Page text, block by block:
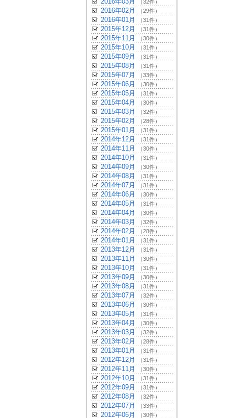
（32件）
2016年02月 （29件）
2016年01月 （31件）
2015年12月 （31件）
2015年11月 （30件）
2015年10月 （31件）
2015年09月 （31件）
2015年08月 （31件）
2015年07月 （33件）
2015年06月 （30件）
2015年05月 （31件）
2015年04月 （30件）
2015年03月 （32件）
2015年02月 （28件）
2015年01月 （31件）
2014年12月 （31件）
2014年11月 （30件）
2014年10月 （31件）
2014年09月 （30件）
2014年08月 （31件）
2014年07月 （31件）
2014年06月 （30件）
2014年05月 （31件）
2014年04月 （30件）
2014年03月 （32件）
2014年02月 （28件）
2014年01月 （31件）
2013年12月 （31件）
2013年11月 （30件）
2013年10月 （31件）
2013年09月 （30件）
2013年08月 （31件）
2013年07月 （32件）
2013年06月 （30件）
2013年05月 （31件）
2013年04月 （30件）
2013年03月 （32件）
2013年02月 （28件）
2013年01月 （31件）
2012年12月 （31件）
2012年11月 （30件）
2012年10月 （31件）
2012年09月 （31件）
2012年08月 （32件）
2012年07月 （33件）
2012年06月 （30件）